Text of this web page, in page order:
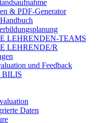
& PDF-Generator
LEHRENDEN-TEAMS
LEHRENDE/R
und Feedback
BILIS
Daten